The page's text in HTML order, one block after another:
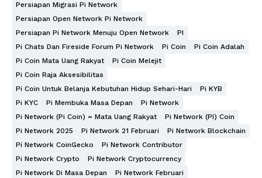
Persiapan Migrasi Pi Network
Persiapan Open Network Pi Network
Persiapan Pi Network Menuju Open Network
PI
Pi Chats Dan Fireside Forum Pi Network
Pi Coin
Pi Coin Adalah
Pi Coin Mata Uang Rakyat
Pi Coin Melejit
Pi Coin Raja Aksesibilitas
Pi Coin Untuk Belanja Kebutuhan Hidup Sehari-Hari
Pi KYB
Pi KYC
Pi Membuka Masa Depan
Pi Network
Pi Network (Pi Coin) = Mata Uang Rakyat
Pi Network (PI) Coin
Pi Network 2025
Pi Network 21 Februari
Pi Network Blockchain
Pi Network CoinGecko
Pi Network Contributor
Pi Network Crypto
Pi Network Cryptocurrency
Pi Network Di Masa Depan
Pi Network Februari